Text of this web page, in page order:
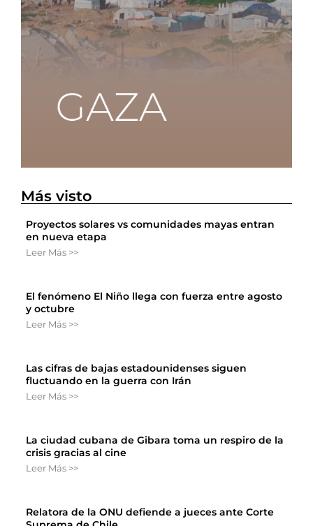
Más visto
Proyectos solares vs comunidades mayas entran
en nueva etapa
Leer Más >>
El fenómeno El Niño llega con fuerza entre agosto
y octubre
Leer Más >>
Las cifras de bajas estadounidenses siguen
fluctuando en la guerra con Irán
Leer Más >>
La ciudad cubana de Gibara toma un respiro de la
crisis gracias al cine
Leer Más >>
Relatora de la ONU defiende a jueces ante Corte